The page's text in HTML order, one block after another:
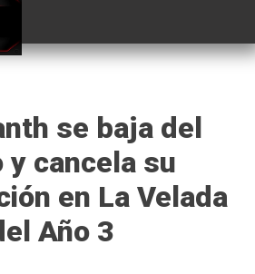
se baja del
y cancela su
en La Velada
Año 3